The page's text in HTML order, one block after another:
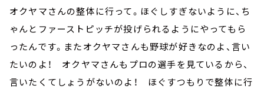
オクヤマさんの整体に行って。ほぐしすぎないように、ち
ゃんとファーストピッチが投げられるようにやってもら
ったんです。またオクヤマさんも野球が好きなのよ、言い
たいのよ！ オクヤマさんもプロの選手を見ているから、
言いたくてしょうがないのよ！ ほぐすつもりで整体に行